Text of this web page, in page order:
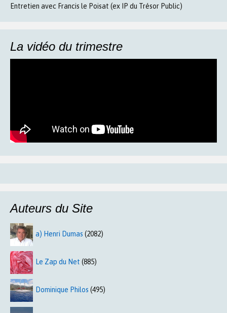
Entretien avec Francis le Poisat (ex IP du Trésor Public)
La vidéo du trimestre
Auteurs du Site
a) Henri Dumas (2082)
Le Zap du Net (885)
Dominique Philos (495)